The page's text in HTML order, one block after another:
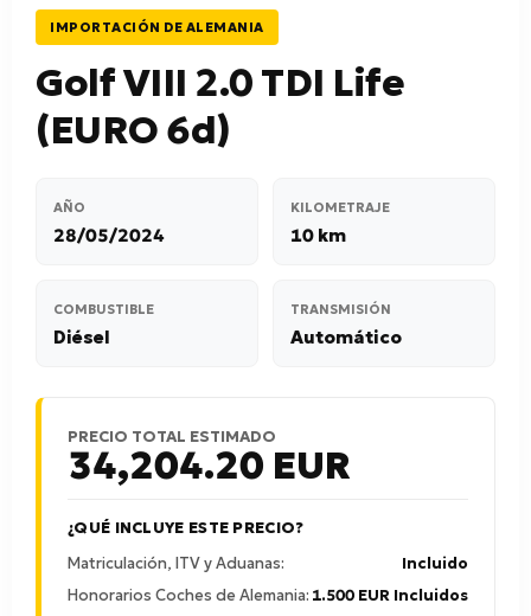
IMPORTACIÓN DE ALEMANIA
Golf VIII 2.0 TDI Life
(EURO 6d)
AÑO
28/05/2024
KILOMETRAJE
10 km
COMBUSTIBLE
Diésel
TRANSMISIÓN
Automático
PRECIO TOTAL ESTIMADO
34,204.20 EUR
¿QUÉ INCLUYE ESTE PRECIO?
Matriculación, ITV y Aduanas:
Incluido
Honorarios Coches de Alemania: 1.500 EUR Incluidos